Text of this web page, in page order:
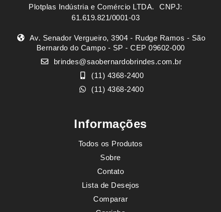
Plotplas Indústria e Comércio LTDA. ㅤㅤㅤ CNPJ:
61.619.821/0001-03
Av. Senador Vergueiro, 3904 - Rudge Ramos - São
Bernardo do Campo - SP - CEP 09602-000
brindes@saobernardobrindes.com.br
(11) 4368-2400
(11) 4368-2400
Informações
Todos os Produtos
Sobre
Contato
Lista de Desejos
Comparar